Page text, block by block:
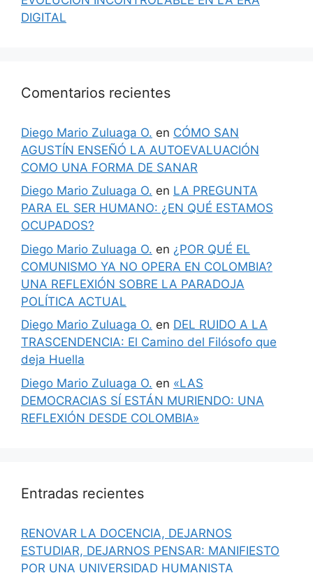
DIGITAL
Comentarios recientes
Diego Mario Zuluaga O. en CÓMO SAN
AGUSTÍN ENSEÑÓ LA AUTOEVALUACIÓN
COMO UNA FORMA DE SANAR
Diego Mario Zuluaga O. en LA PREGUNTA
PARA EL SER HUMANO: ¿EN QUÉ ESTAMOS
OCUPADOS?
Diego Mario Zuluaga O. en ¿POR QUÉ EL
COMUNISMO YA NO OPERA EN COLOMBIA?
UNA REFLEXIÓN SOBRE LA PARADOJA
POLÍTICA ACTUAL
Diego Mario Zuluaga O. en DEL RUIDO A LA
TRASCENDENCIA: El Camino del Filósofo que
deja Huella
Diego Mario Zuluaga O. en «LAS
DEMOCRACIAS SÍ ESTÁN MURIENDO: UNA
REFLEXIÓN DESDE COLOMBIA»
Entradas recientes
RENOVAR LA DOCENCIA, DEJARNOS
ESTUDIAR, DEJARNOS PENSAR: MANIFIESTO
POR UNA UNIVERSIDAD HUMANISTA